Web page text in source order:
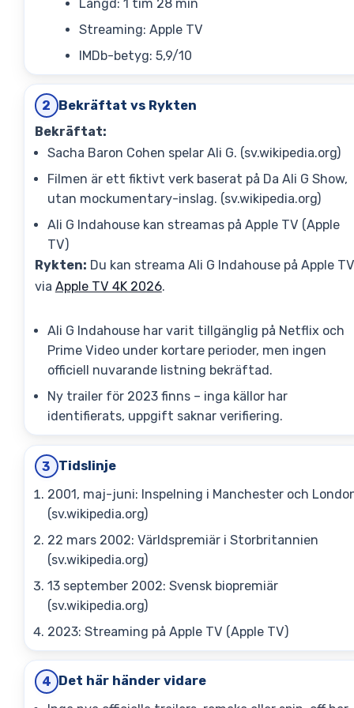
Längd: 1 tim 28 min
Streaming: Apple TV
IMDb-betyg: 5,9/10
2
Bekräftat vs Rykten
Bekräftat:
Sacha Baron Cohen spelar Ali G. (sv.wikipedia.org)
Filmen är ett fiktivt verk baserat på Da Ali G Show,
utan mockumentary-inslag. (sv.wikipedia.org)
Ali G Indahouse kan streamas på Apple TV (Apple
TV)
Rykten: Du kan streama Ali G Indahouse på Apple TV
via Apple TV 4K 2026.
Ali G Indahouse har varit tillgänglig på Netflix och
Prime Video under kortare perioder, men ingen
officiell nuvarande listning bekräftad.
Ny trailer för 2023 finns – inga källor har
identifierats, uppgift saknar verifiering.
3
Tidslinje
2001, maj-juni: Inspelning i Manchester och
(sv.wikipedia.org)
22 mars 2002: Världspremiär i Storbritannien
(sv.wikipedia.org)
13 september 2002: Svensk biopremiär
(sv.wikipedia.org)
2023: Streaming på Apple TV (Apple TV)
4
Det här händer vidare